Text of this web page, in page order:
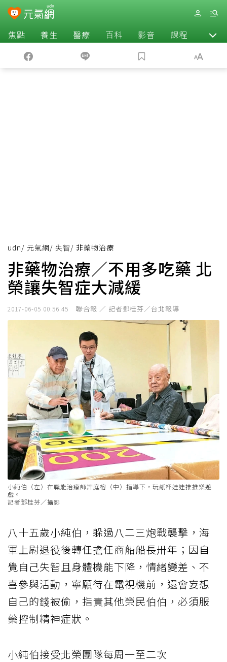
焦點 養生 醫療 百科 影音 課程 退休
udn/ 元氣網/ 失智/ 非藥物治療
非藥物治療／不用多吃藥 北
榮讓失智症大減緩
2017-06-05 00:56:45 聯合報 ／ 記者鄧桂芬／台北報導
小純伯（左）在職能治療師許庭榕（中）指導下，玩紙杯娃娃推推樂遊
戲。
記者鄧桂芬／攝影
八十五歲小純伯，躲過八二三炮戰襲擊，海
軍上尉退役後轉任擔任商船船長卅年；因自
覺自己失智且身體機能下降，情緒變差、不
喜參與活動，寧願待在電視機前，還會妄想
自己的錢被偷，指責其他榮民伯伯，必須服
藥控制精神症狀。
小純伯接受北榮團隊每周一至二次